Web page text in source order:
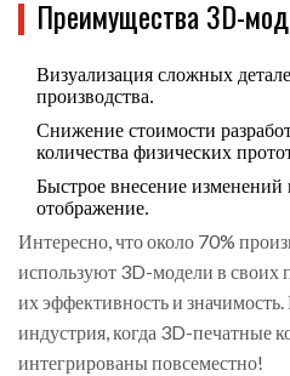
Преимущества 3D-
Визуализация сложных
производства.
Снижение стоимости
количества физических
Быстрое внесение
отображение.
Интересно, что около 70%
используют 3D-модели в своих
их эффективность и значимость.
индустрия, когда 3D-печатные
интегрированы повсеместно!